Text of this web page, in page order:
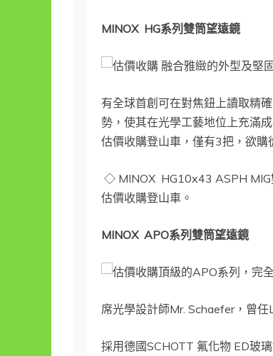
MINOX HG系列雙筒望遠鏡
融合雅緻的外型及堅
有全球首創可在對焦鈕上讀取精
勢，使其在光學工藝地位上充滿
估價收購登山車，僅有3把，欲購
◇ MINOX HG10x43 ASPH MIG
估價收購登山車。
MINOX APO系列雙筒望遠鏡
頂級的APO系列，完
席光學設計師Mr. Schaefer，曾
採用德國SCHOTT 氟化物 ED玻